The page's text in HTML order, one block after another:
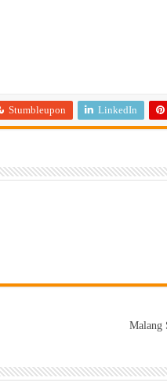
Stumbleupon LinkedIn
Malang